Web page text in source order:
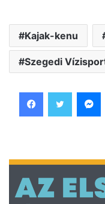
Kajak-kenu
Szegedi